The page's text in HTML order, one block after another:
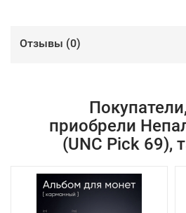
Отзывы (0)
приобрели
(UNC Pick 69),